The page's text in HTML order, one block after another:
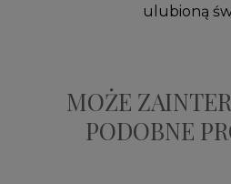
ulubioną
MOŻE
PODOBNE